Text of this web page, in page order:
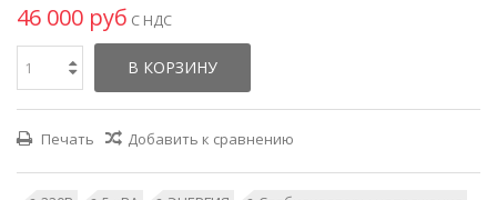
46 000 руб С НДС
В КОРЗИНУ
Печать Добавить к сравнению